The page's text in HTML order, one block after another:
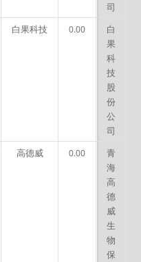
司
白果科技 0.00
白
果
科
技
股
份
公
司
高德威 0.00
青
海
高
德
威
生
物
保